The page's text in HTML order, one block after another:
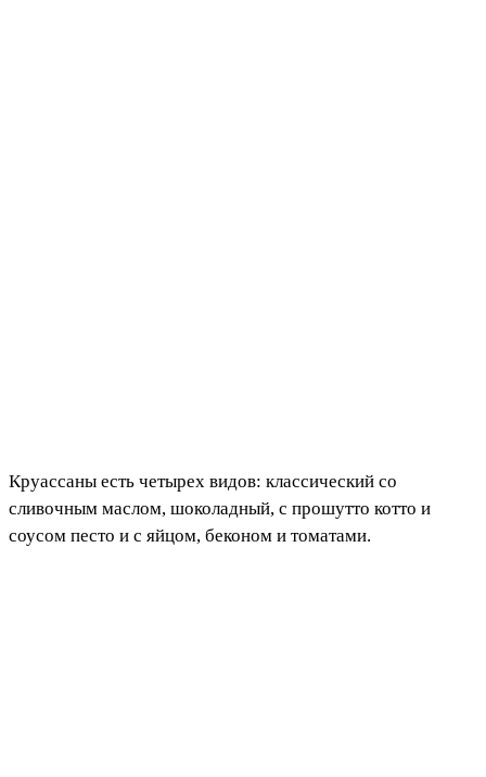
Круассаны есть четырех видов: классический со
сливочным маслом, шоколадный, с прошутто котто и
соусом песто и с яйцом, беконом и томатами.